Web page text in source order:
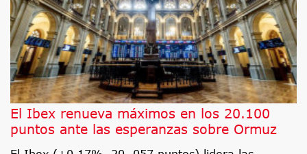
El Ibex renueva máximos en los 20.100
puntos ante las esperanzas sobre Ormuz